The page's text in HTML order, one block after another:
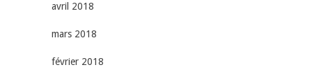
avril 2018
mars 2018
février 2018